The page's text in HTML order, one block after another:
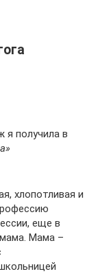
я получила в
хлопотливая и
еще в
Мама –